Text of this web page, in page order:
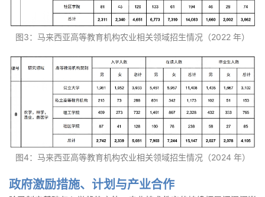
图3：马来西亚高等教育机构农业相关领域招生情况（2022 年）
图4：马来西亚高等教育机构农业相关领域招生情况（2024 年）
政府激励措施、计划与产业合作